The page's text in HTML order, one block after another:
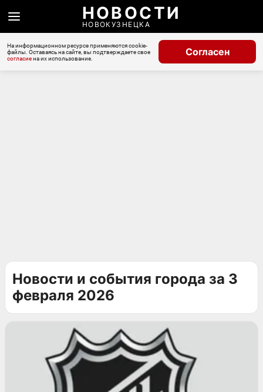
НОВОСТИ
НОВОКУЗНЕЦКА
На информационном ресурсе применяются cookie-
файлы. Оставаясь на сайте, вы подтверждаете свое
согласиена их использование.
Согласен
Новости и события города за 3
февраля 2026